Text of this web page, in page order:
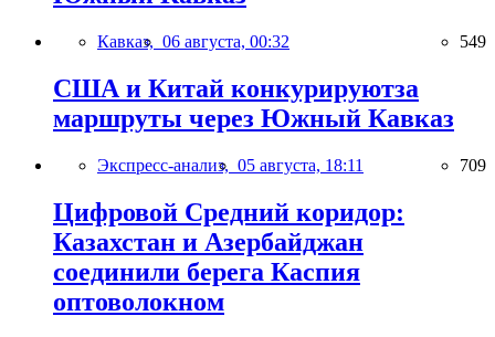
Кавказ, 06 августа, 00:32 549
США и Китай конкурируютза
маршруты через Южный Кавказ
Экспресс-анализ, 05 августа, 18:11 709
Цифровой Средний коридор:
Казахстан и Азербайджан
соединили берега Каспия
оптоволокном